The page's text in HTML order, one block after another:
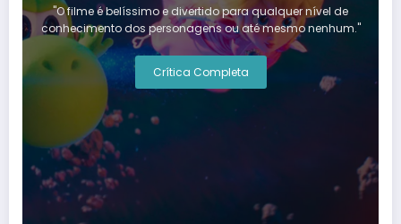
"O filme é belíssimo e divertido para qualquer nível de
conhecimento dos personagens ou até mesmo nenhum."
Crítica Completa